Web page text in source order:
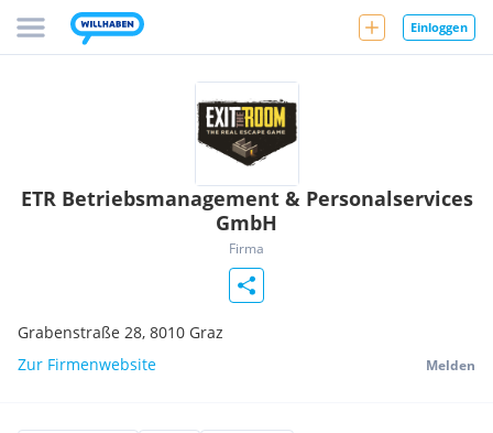
Einloggen
ETR Betriebsmanagement & Personalservices
GmbH
Firma
Grabenstraße 28, 8010 Graz
Zur Firmenwebsite
Melden